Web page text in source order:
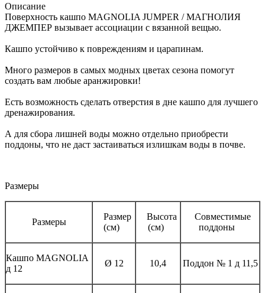
Описание
Поверхность кашпо MAGNOLIA JUMPER / МАГНОЛИЯ
ДЖЕМПЕР вызывает ассоциации с вязанной вещью.
Кашпо устойчиво к повреждениям и царапинам.
Много размеров в самых модных цветах сезона помогут
создать вам любые аранжировки!
Есть возможность сделать отверстия в дне кашпо для лучшего
дренажирования.
А для сбора лишней воды можно отдельно приобрести
поддоны, что не даст застаиваться излишкам воды в почве.
Размеры
Размеры
Размер
(см)
Высота
(см)
Совместимые
поддоны
Кашпо MAGNOLIА
д 12
Ø 12 10,4 Поддон № 1 д 11,5